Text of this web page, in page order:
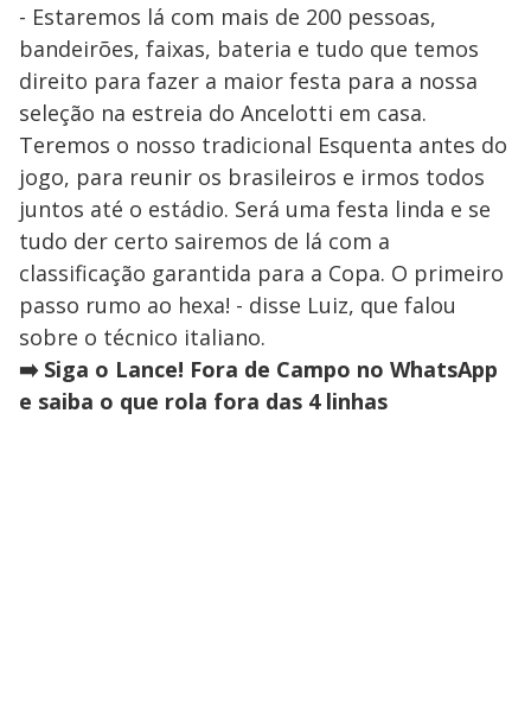
- Estaremos lá com mais de 200 pessoas,
bandeirões, faixas, bateria e tudo que temos
direito para fazer a maior festa para a nossa
seleção na estreia do Ancelotti em casa.
Teremos o nosso tradicional Esquenta antes do
jogo, para reunir os brasileiros e irmos todos
juntos até o estádio. Será uma festa linda e se
tudo der certo sairemos de lá com a
classificação garantida para a Copa. O primeiro
passo rumo ao hexa! - disse Luiz, que falou
sobre o técnico italiano.
➡️ Siga o Lance! Fora de Campo no WhatsApp
e saiba o que rola fora das 4 linhas